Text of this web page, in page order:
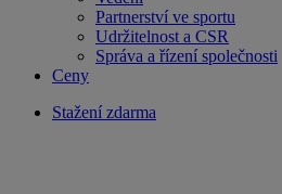
Partnerství ve sportu
Udržitelnost a CSR
Správa a řízení společnosti
Ceny
Stažení zdarma